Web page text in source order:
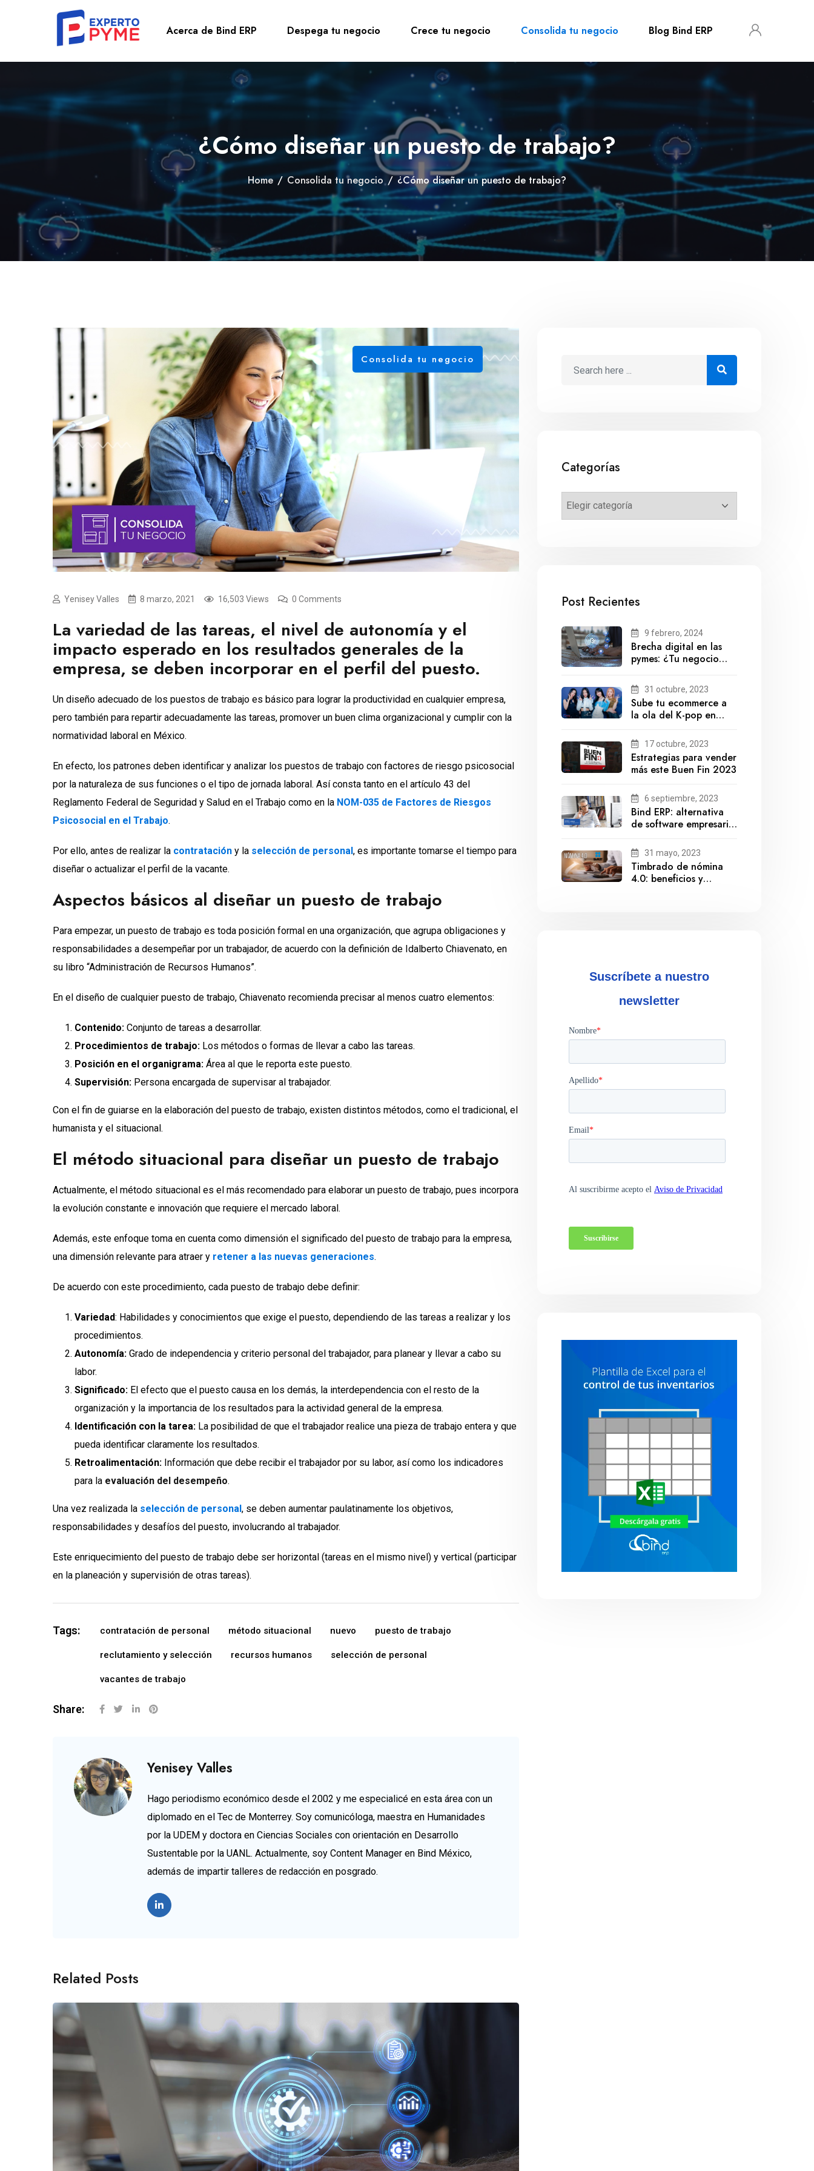
Acerca de Bind ERP Despega tu negocio Crece tu negocio Consolida tu negocio Blog Bind ERP
¿Cómo diseñar un puesto de trabajo?
Home / Consolida tu negocio / ¿Cómo diseñar un puesto de trabajo?
Consolida tu negocio
Yenisey Valles 8 marzo, 2021 16,503 Views 0 Comments
La variedad de las tareas, el nivel de autonomía y el
impacto esperado en los resultados generales de la
empresa, se deben incorporar en el perfil del puesto.
Un diseño adecuado de los puestos de trabajo es básico para lograr la productividad en cualquier empresa,
pero también para repartir adecuadamente las tareas, promover un buen clima organizacional y cumplir con la
normatividad laboral en México.
En efecto, los patrones deben identificar y analizar los puestos de trabajo con factores de riesgo psicosocial
por la naturaleza de sus funciones o el tipo de jornada laboral. Así consta tanto en el artículo 43 del
Reglamento Federal de Seguridad y Salud en el Trabajo como en la NOM-035 de Factores de Riesgos
Psicosocial en el Trabajo.
Por ello, antes de realizar la contratación y la selección de personal, es importante tomarse el tiempo para
diseñar o actualizar el perfil de la vacante.
Aspectos básicos al diseñar un puesto de trabajo
Para empezar, un puesto de trabajo es toda posición formal en una organización, que agrupa obligaciones y
responsabilidades a desempeñar por un trabajador, de acuerdo con la definición de Idalberto Chiavenato, en
su libro “Administración de Recursos Humanos”.
En el diseño de cualquier puesto de trabajo, Chiavenato recomienda precisar al menos cuatro elementos:
Contenido: Conjunto de tareas a desarrollar.
Procedimientos de trabajo: Los métodos o formas de llevar a cabo las tareas.
Posición en el organigrama: Área al que le reporta este puesto.
Supervisión: Persona encargada de supervisar al trabajador.
Con el fin de guiarse en la elaboración del puesto de trabajo, existen distintos métodos, como el tradicional, el
humanista y el situacional.
El método situacional para diseñar un puesto de trabajo
Actualmente, el método situacional es el más recomendado para elaborar un puesto de trabajo, pues incorpora
la evolución constante e innovación que requiere el mercado laboral.
Además, este enfoque toma en cuenta como dimensión el significado del puesto de trabajo para la empresa,
una dimensión relevante para atraer y retener a las nuevas generaciones.
De acuerdo con este procedimiento, cada puesto de trabajo debe definir:
Variedad: Habilidades y conocimientos que exige el puesto, dependiendo de las tareas a realizar y los
procedimientos.
Autonomía: Grado de independencia y criterio personal del trabajador, para planear y llevar a cabo su
labor.
Significado: El efecto que el puesto causa en los demás, la interdependencia con el resto de la
organización y la importancia de los resultados para la actividad general de la empresa.
Identificación con la tarea: La posibilidad de que el trabajador realice una pieza de trabajo entera y que
pueda identificar claramente los resultados.
Retroalimentación: Información que debe recibir el trabajador por su labor, así como los indicadores
para la evaluación del desempeño.
Una vez realizada la selección de personal, se deben aumentar paulatinamente los objetivos,
responsabilidades y desafíos del puesto, involucrando al trabajador.
Este enriquecimiento del puesto de trabajo debe ser horizontal (tareas en el mismo nivel) y vertical (participar
en la planeación y supervisión de otras tareas).
Tags: contratación de personal método situacional nuevo puesto de trabajo
reclutamiento y selección recursos humanos selección de personal
vacantes de trabajo
Share:
Yenisey Valles
Hago periodismo económico desde el 2002 y me especialicé en esta área con un
diplomado en el Tec de Monterrey. Soy comunicóloga, maestra en Humanidades
por la UDEM y doctora en Ciencias Sociales con orientación en Desarrollo
Sustentable por la UANL. Actualmente, soy Content Manager en Bind México,
además de impartir talleres de redacción en posgrado.
Related Posts
Categorías
Post Recientes
9 febrero, 2024
Brecha digital en las
pymes: ¿Tu negocio
futuro?31 octubre, 2023
Sube tu ecommerce a
la ola del K-pop en
17 octubre, 2023
Estrategias para vender
más este Buen Fin 2023
6 septiembre, 2023
Bind ERP: alternativa
de software empresarial
Gestionix
31 mayo, 2023
Timbrado de nómina
4.0: beneficios y
Suscríbete a nuestro
newsletter